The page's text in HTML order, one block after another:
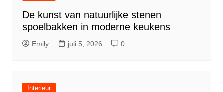
De kunst van natuurlijke stenen
spoelbakken in moderne keukens
Emily juli 5, 2026 0
Interieur